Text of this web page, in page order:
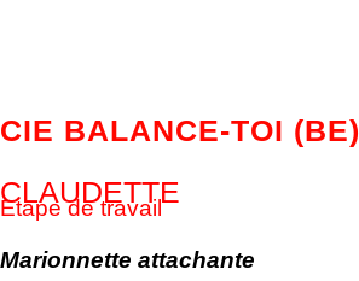
CIE BALANCE-TOI (BE)
CLAUDETTE
Etape de travail
Marionnette attachante